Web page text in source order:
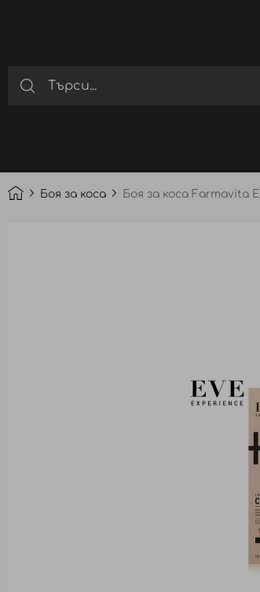
Боя за коса Боя за коса Farmavita